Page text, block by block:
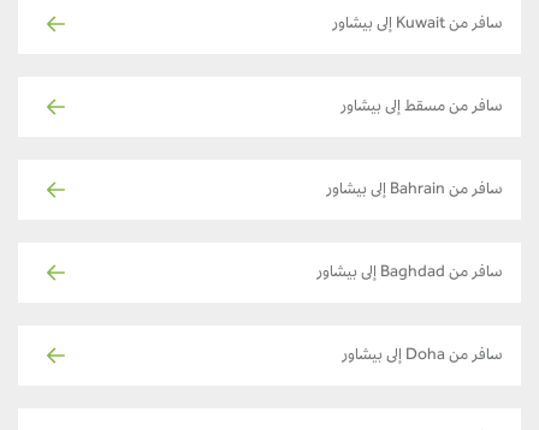
سافر من Kuwait إلى بيشاور
سافر من مسقط إلى بيشاور
سافر من Bahrain إلى بيشاور
سافر من Baghdad إلى بيشاور
سافر من Doha إلى بيشاور